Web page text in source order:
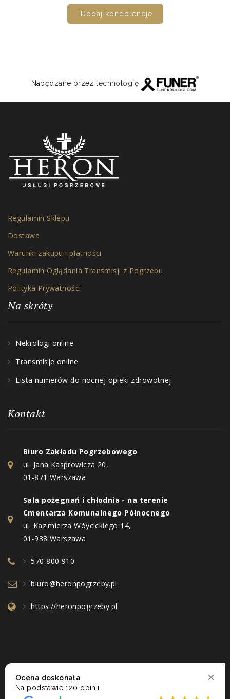
Dodaj kondolencje
Napędzane przez technologię
Regulamin Sklepu
Dostawa
Warunki zakupu i płatności
Regulamin Oglądania Transmisji z Pogrzebu
Polityka Prywatności
Na skróty
Nekrologi online
Transmisje online
Lista numerów do nocnej opieki zdrowotnej
Kontakt
Biuro Zakładu Pogrzebowego
ul. Jana Kasprowicza 20,
01-871 Warszawa
Sala pożegnań i chłodnia - na terenie
Cmentarza Komunalnego Północnego
ul. Kazimierza Wóycickiego 14,
01-938 Warszawa
570 800 910
biuro@heronpogrzeby.pl
https://heronpogrzeby.pl
Ocena doskonała
Na podstawie120 opinii